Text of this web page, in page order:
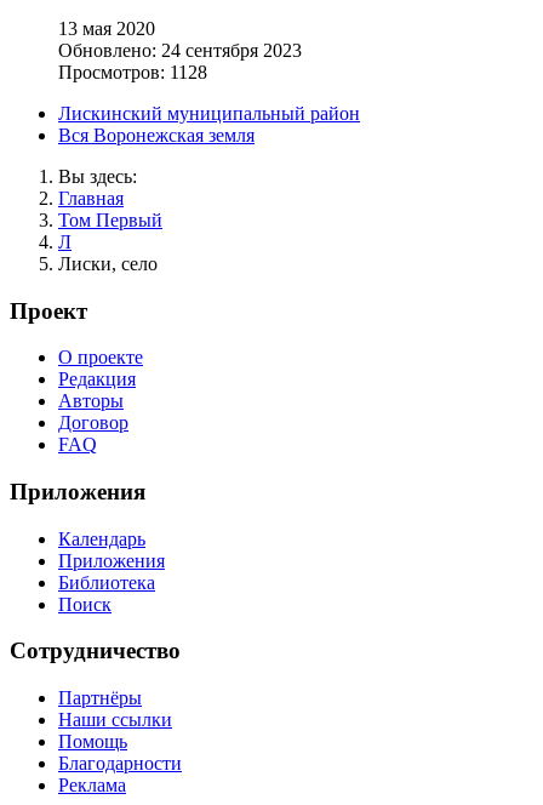
13 мая 2020
Обновлено: 24 сентября 2023
Просмотров: 1128
Лискинский муниципальный район
Вся Воронежская земля
Вы здесь:
Главная
Том Первый
Л
Лиски, село
Проект
О проекте
Редакция
Авторы
Договор
FAQ
Приложения
Календарь
Приложения
Библиотека
Поиск
Сотрудничество
Партнёры
Наши ссылки
Помощь
Благодарности
Реклама